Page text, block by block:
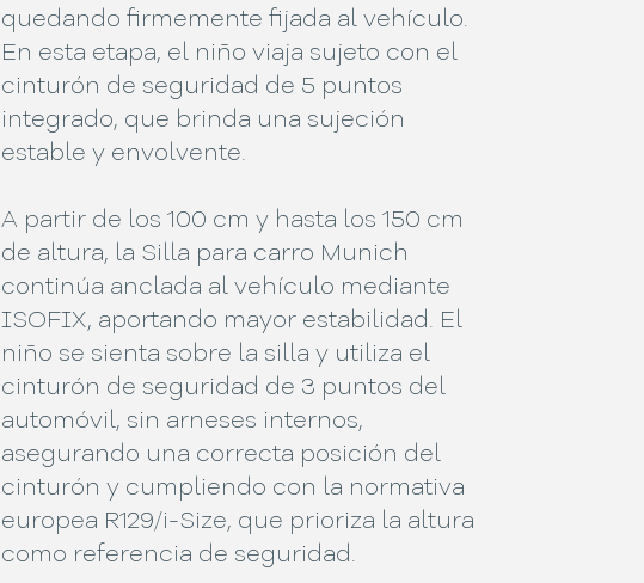
quedando firmemente fijada al vehículo.
En esta etapa, el niño viaja sujeto con el
cinturón de seguridad de 5 puntos
integrado, que brinda una sujeción
estable y envolvente.
A partir de los 100 cm y hasta los 150 cm
de altura, la Silla para carro Munich
continúa anclada al vehículo mediante
ISOFIX, aportando mayor estabilidad. El
niño se sienta sobre la silla y utiliza el
cinturón de seguridad de 3 puntos del
automóvil, sin arneses internos,
asegurando una correcta posición del
cinturón y cumpliendo con la normativa
europea R129/i-Size, que prioriza la altura
como referencia de seguridad.